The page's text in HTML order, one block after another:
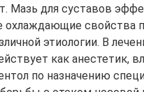
Мазь для суставов
охлаждающие свойства
этиологии. В
как анестетик,
по назначению